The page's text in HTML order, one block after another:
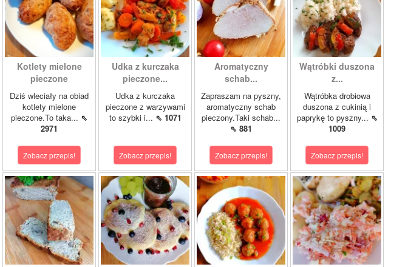
Kotlety mielone
pieczone
Dziś wleciały na obiad
kotlety mielone
pieczone.To taka... ⇖
2971
Zobacz przepis!
Udka z kurczaka
pieczone...
Udka z kurczaka
pieczone z warzywami
to szybki i... ⇖ 1071
Zobacz przepis!
Aromatyczny
schab...
Zapraszam na pyszny,
aromatyczny schab
pieczony.Taki schab...
⇖ 881
Zobacz przepis!
Wątróbki duszona
z...
Wątróbka drobiowa
duszona z cukinią i
paprykę to pyszny... ⇖
1009
Zobacz przepis!